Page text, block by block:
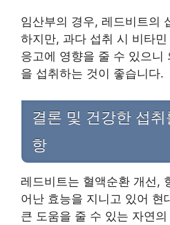
임산부의 경우, 레드비트의
하지만, 과다 섭취 시 비타
응고에 영향을 줄 수 있으니
을 섭취하는 것이 좋습니다.
결론 및 건강한 섭
항
레드비트는 혈액순환 개선,
어난 효능을 지니고 있어 현
큰 도움을 줄 수 있는 자연